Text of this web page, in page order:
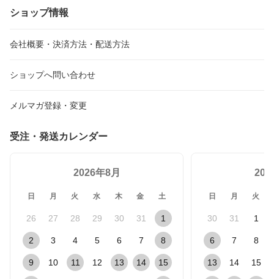
ショップ情報
会社概要・決済方法・配送方法
ショップへ問い合わせ
メルマガ登録・変更
受注・発送カレンダー
2026年8月
日 月 火 水 木 金 土
26 27 28 29 30 31 1
2 3 4 5 6 7 8
9 10 11 12 13 14 15
日 月 火
30 31 1
6 7 8
13 14 15